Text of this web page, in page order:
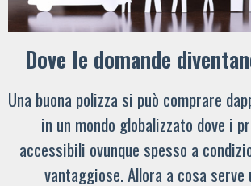
Dove le domande
Una buona polizza si può comprare
in un mondo globalizzato dove i
accessibili ovunque spesso a
vantaggiose. Allora a cosa